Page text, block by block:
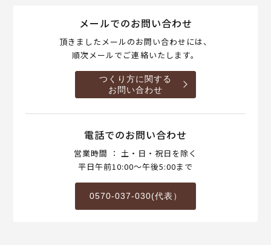
メールでのお問い合わせ
頂きましたメールのお問い合わせには、
順次メールでご連絡いたします。
つくり方に関する
お問い合わせ
電話でのお問い合わせ
営業時間 ： 土・日・祝日を除く
平日午前10:00～午後5:00まで
0570-037-030(代表）